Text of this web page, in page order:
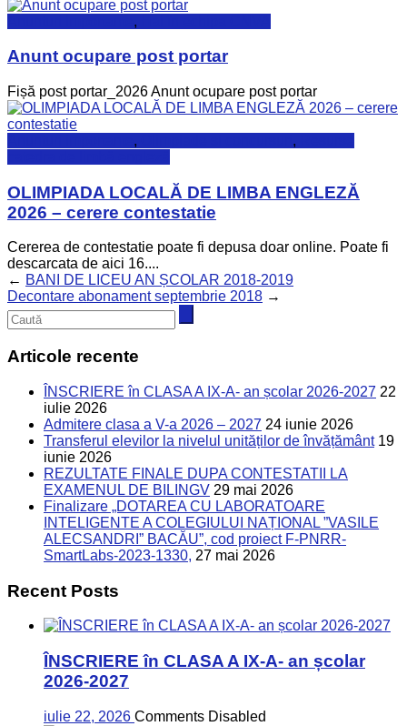
,
Anunt ocupare post portar
Fișă post portar_2026 Anunt ocupare post portar
, ,
OLIMPIADA LOCALĂ DE LIMBA ENGLEZĂ
2026 – cerere contestatie
Cererea de contestatie poate fi depusa doar online. Poate fi
descarcata de aici 16....
← BANI DE LICEU AN ȘCOLAR 2018-2019
Decontare abonament septembrie 2018 →
Articole recente
ÎNSCRIERE în CLASA A IX-A- an școlar 2026-2027 22
iulie 2026
Admitere clasa a V-a 2026 – 2027 24 iunie 2026
Transferul elevilor la nivelul unităților de învățământ 19
iunie 2026
REZULTATE FINALE DUPA CONTESTATII LA
EXAMENUL DE BILINGV 29 mai 2026
Finalizare „DOTAREA CU LABORATOARE
INTELIGENTE A COLEGIULUI NAȚIONAL ”VASILE
ALECSANDRI” BACĂU”, cod proiect F-PNRR-
SmartLabs-2023-1330, 27 mai 2026
Recent Posts
ÎNSCRIERE în CLASA A IX-A- an școlar
2026-2027
iulie 22, 2026 Comments Disabled